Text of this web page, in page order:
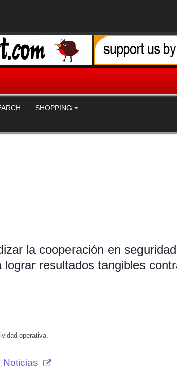
SHOPPING
la cooperación en
resultados tangibles
operativa.
Noticias